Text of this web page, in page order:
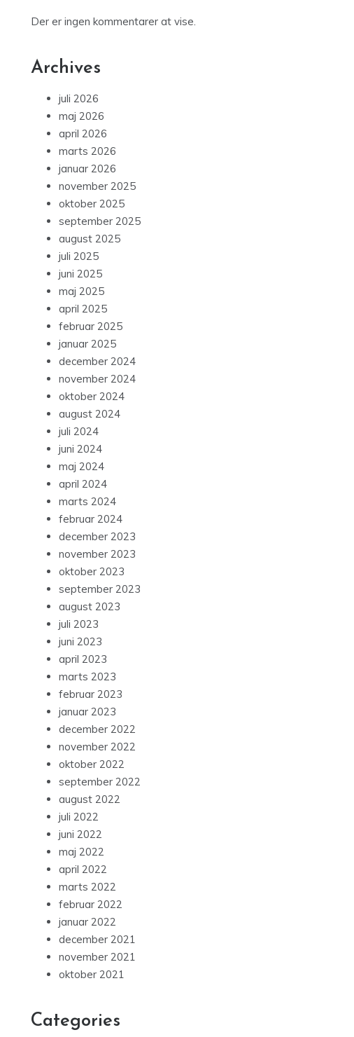
Der er ingen kommentarer at vise.
Archives
juli 2026
maj 2026
april 2026
marts 2026
januar 2026
november 2025
oktober 2025
september 2025
august 2025
juli 2025
juni 2025
maj 2025
april 2025
februar 2025
januar 2025
december 2024
november 2024
oktober 2024
august 2024
juli 2024
juni 2024
maj 2024
april 2024
marts 2024
februar 2024
december 2023
november 2023
oktober 2023
september 2023
august 2023
juli 2023
juni 2023
april 2023
marts 2023
februar 2023
januar 2023
december 2022
november 2022
oktober 2022
september 2022
august 2022
juli 2022
juni 2022
maj 2022
april 2022
marts 2022
februar 2022
januar 2022
december 2021
november 2021
oktober 2021
Categories